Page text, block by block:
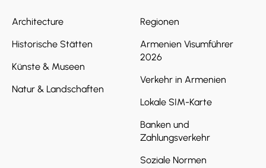
Architecture
Historische Stätten
Künste & Museen
Natur & Landschaften
Regionen
Armenien Visumführer
2026
Verkehr in Armenien
Lokale SIM-Karte
Banken und
Zahlungsverkehr
Soziale Normen